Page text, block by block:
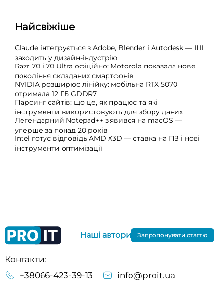
Найсвіжіше
Claude інтегрується з Adobe, Blender і Autodesk — ШІ
заходить у дизайн-індустрію
Razr 70 і 70 Ultra офіційно: Motorola показала нове
покоління складаних смартфонів
NVIDIA розширює лінійку: мобільна RTX 5070
отримала 12 ГБ GDDR7
Парсинг сайтів: що це, як працює та які
інструменти використовують для збору даних
Легендарний Notepad++ з’явився на macOS —
уперше за понад 20 років
Intel готує відповідь AMD X3D — ставка на ПЗ і нові
інструменти оптимізації
Контакти:
+38066-423-39-13
info@proit.ua
Наші автори Запропонувати статтю